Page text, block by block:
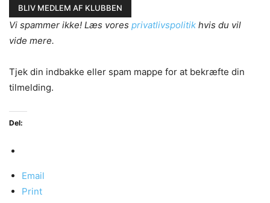
Vi spammer ikke! Læs vores privatlivspolitik hvis du vil
vide mere.
Tjek din indbakke eller spam mappe for at bekræfte din
tilmelding.
Del:
Email
Print